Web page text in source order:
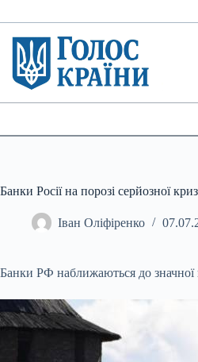
до
вмісту
Банки Росії на порозі серйозної
Іван Оліфіренко
Банки РФ наближаються до